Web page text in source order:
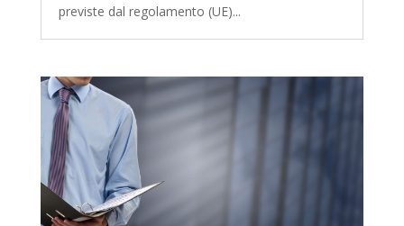
previste dal regolamento (UE)...